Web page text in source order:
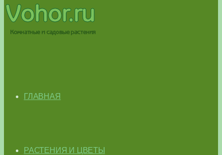
ГЛАВНАЯ
РАСТЕНИЯ И ЦВЕТЫ